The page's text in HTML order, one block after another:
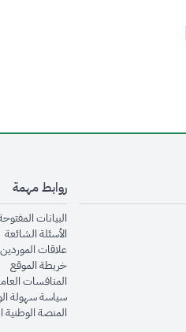
opens
opens in new
opens in
opens in new
opens in new
روابط مهمة
البيانات
الأسئلة الشائعة
علاقات الموردين
خريطة الموقع
المنافسات
سياسة سهولة
المنصة